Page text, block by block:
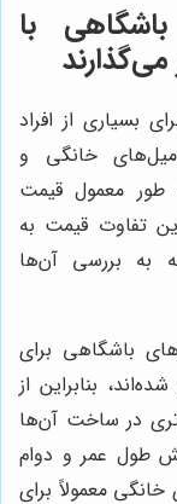
با
بسیاری از افراد
خانگی و
طور معمول قیمت
تفاوت قیمت به
به بررسی آن‌ها
باشگاهی برای
بنابراین از
در ساخت آن‌ها
طول عمر و دوام
معمولاً برای